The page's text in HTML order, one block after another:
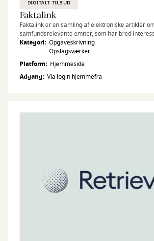
DIGITALT TILBUD
Faktalink
Faktalink er en samling af elektroniske artikler
samfundsrelevante emner, som har bred
Kategori Opgaveskrivning
Opslagsværker
Platform
Hjemmeside
Adgang Via login hjemmefra